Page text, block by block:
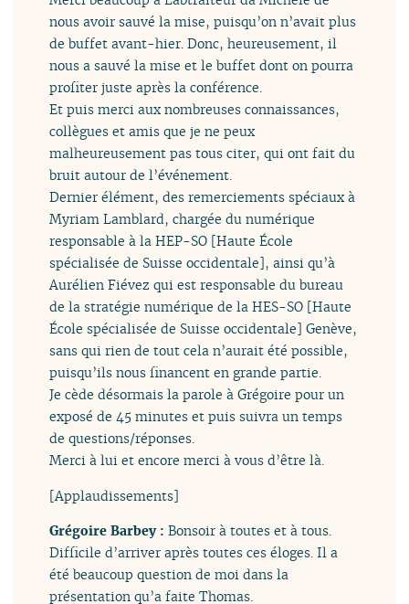
nous avoir sauvé la mise, puisqu’on n’avait plus
de buffet avant-hier. Donc, heureusement, il
nous a sauvé la mise et le buffet dont on pourra
profiter juste après la conférence.
Et puis merci aux nombreuses connaissances,
collègues et amis que je ne peux
malheureusement pas tous citer, qui ont fait du
bruit autour de l’événement.
Dernier élément, des remerciements spéciaux à
Myriam Lamblard, chargée du numérique
responsable à la HEP-SO [Haute École
spécialisée de Suisse occidentale], ainsi qu’à
Aurélien Fiévez qui est responsable du bureau
de la stratégie numérique de la HES-SO [Haute
École spécialisée de Suisse occidentale] Genève,
sans qui rien de tout cela n’aurait été possible,
puisqu’ils nous financent en grande partie.
Je cède désormais la parole à Grégoire pour un
exposé de 45 minutes et puis suivra un temps
de questions/réponses.
Merci à lui et encore merci à vous d’être là.
[Applaudissements]
Grégoire Barbey :Bonsoir à toutes et à tous.
Difficile d’arriver après toutes ces éloges. Il a
été beaucoup question de moi dans la
présentation qu’a faite Thomas.